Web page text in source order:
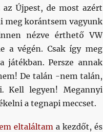
Újpest, de most azért
meg korántsem vagyunk
nézve érthető VW
a végén. Csak így meg
játékban. Persze annak
De talán -nem talán,
Kell legyen! Megannyi
a tegnapi meccset.
eltaláltam a kezdőt, és